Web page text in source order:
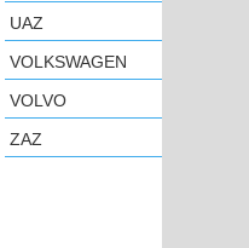
UAZ
VOLKSWAGEN
VOLVO
ZAZ